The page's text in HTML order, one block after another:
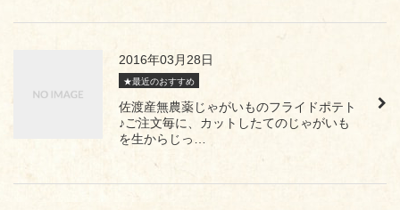
2016年03月28日
★最近のおすすめ
佐渡産無農薬じゃがいものフライドポテト
♪ご注文毎に、カットしたてのじゃがいも
を生からじっ…